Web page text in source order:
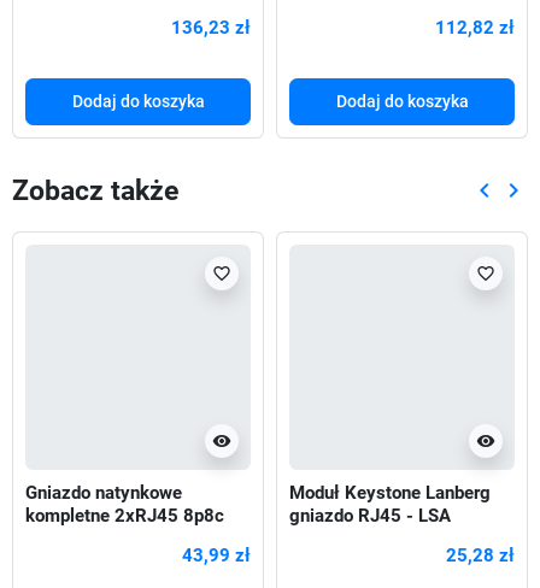
136,23 zł
Dodaj do koszyka
112,82 zł
Dodaj do koszyka
Zobacz także keyboard_arrow_left keyboard_arrow_right
visibility
favorite_border
Gniazdo natynkowe
kompletne 2xRJ45 8p8c
43,99 zł
visibility
favorite_border
Moduł Keystone Lanberg
gniazdo RJ45 - LSA
25,28 zł